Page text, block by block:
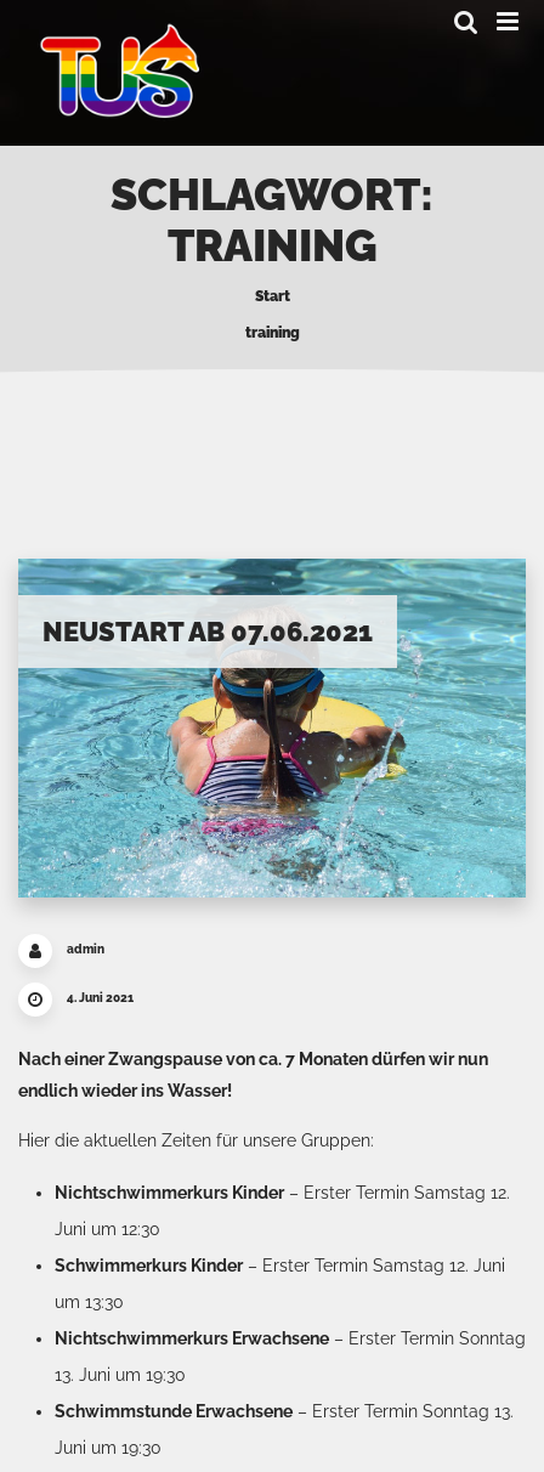
content
SCHLAGWORT:
TRAINING
Start
training
NEUSTART AB 07.06.2021
admin
4. Juni 2021
Nach einer Zwangspause von ca. 7 Monaten dürfen wir nun
endlich wieder ins Wasser!
Hier die aktuellen Zeiten für unsere Gruppen:
Nichtschwimmerkurs Kinder– Erster Termin Samstag 12.
Juni um 12:30
Schwimmerkurs Kinder– Erster Termin Samstag 12. Juni
um 13:30
Nichtschwimmerkurs Erwachsene – Erster Termin Sonntag
13. Juni um 19:30
Schwimmstunde Erwachsene – Erster Termin Sonntag 13.
Juni um 19:30